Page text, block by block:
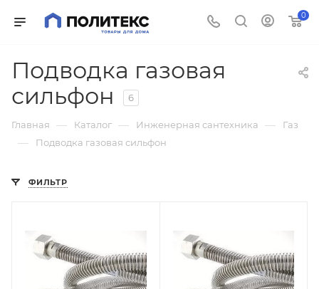
0
Подводка газовая
сильфон
6
Главная — Каталог — Инженерная сантехника — Газ
— Подводка газовая сильфон
ФИЛЬТР